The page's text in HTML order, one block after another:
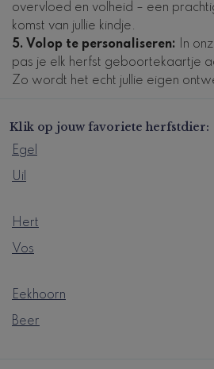
overvloed en volheid – een
komst van jullie kindje.
5. Volop te personaliseren:
In
pas je elk herfst geboortekaartje
Zo wordt het echt jullie eigen
Klik op jouw favoriete herfstdier:
Egel
Uil
Hert
Vos
Eekhoorn
Beer